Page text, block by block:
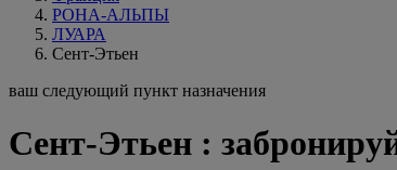
РОНА-АЛЬПЫ
ЛУАРА
Сент-Этьен
ваш следующий пункт назначения
Сент-Этьен :